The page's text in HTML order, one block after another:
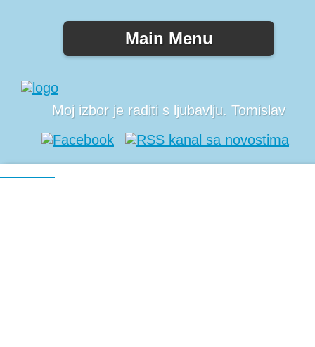
Main Menu
Moj izbor je raditi s ljubavlju. Tomislav